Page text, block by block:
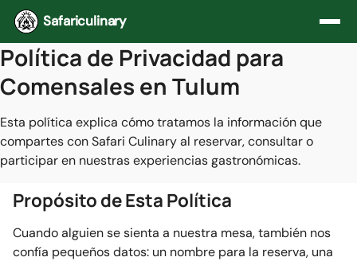
Saltar al contenido
Safariculinary
Política de Privacidad para
Comensales en Tulum
Esta política explica cómo tratamos la información que
compartes con Safari Culinary al reservar, consultar o
participar en nuestras experiencias gastronómicas.
Propósito de Esta Política
Cuando alguien se sienta a nuestra mesa, también nos
confía pequeños datos: un nombre para la reserva, una